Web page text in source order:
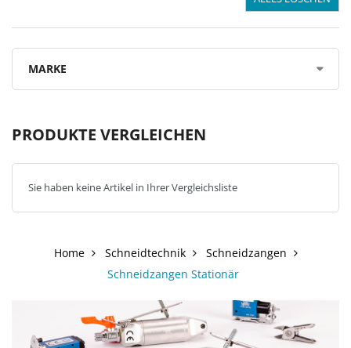
MARKE
PRODUKTE VERGLEICHEN
Sie haben keine Artikel in Ihrer Vergleichsliste
Home Schneidtechnik
Schneidzangen
Schneidzangen Stationär